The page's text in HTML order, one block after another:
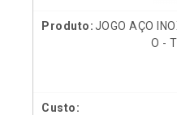
JOGO AÇO
O -